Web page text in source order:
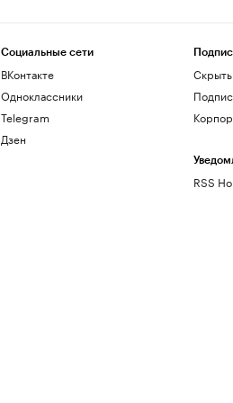
Социальные сети
ВКонтакте
Одноклассники
Telegram
Дзен
RSS